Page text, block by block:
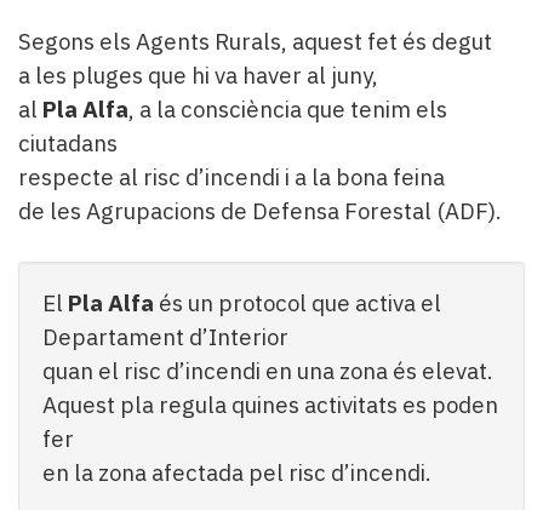
Segons els Agents Rurals, aquest fet és degut
a les pluges que hi va haver al juny,
al Pla Alfa, a la consciència que tenim els
ciutadans
respecte al risc d’incendi i a la bona feina
de les Agrupacions de Defensa Forestal (ADF).
El Pla Alfa és un protocol que activa el
Departament d’Interior
quan el risc d’incendi en una zona és elevat.
Aquest pla regula quines activitats es poden
fer
en la zona afectada pel risc d’incendi.